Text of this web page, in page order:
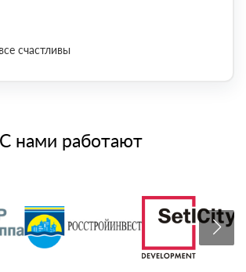
счастливы
С нами работают